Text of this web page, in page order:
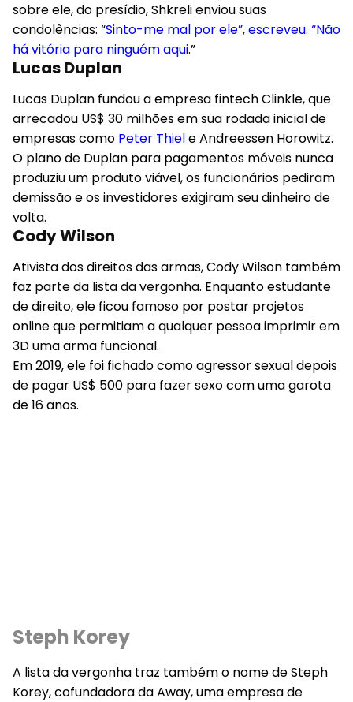
sobre ele, do presídio, Shkreli enviou suas
condolências: “Sinto-me mal por ele”, escreveu. “Não
há vitória para ninguém aqui.”
Lucas Duplan
Lucas Duplan fundou a empresa fintech Clinkle, que
arrecadou US$ 30 milhões em sua rodada inicial de
empresas como Peter Thiele Andreessen Horowitz.
O plano de Duplan para pagamentos móveis nunca
produziu um produto viável, os funcionários pediram
demissão e os investidores exigiram seu dinheiro de
volta.
Cody Wilson
Ativista dos direitos das armas, Cody Wilson também
faz parte da lista da vergonha. Enquanto estudante
de direito, ele ficou famoso por postar projetos
online que permitiam a qualquer pessoa imprimir em
3D uma arma funcional.
Em 2019, ele foi fichado como agressor sexual depois
de pagar US$ 500 para fazer sexo com uma garota
de 16 anos.
Steph Korey
A lista da vergonha traz também o nome de Steph
Korey, cofundadora da Away, uma empresa de